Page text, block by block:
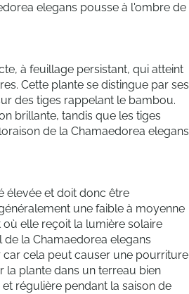
elegans pousse à l'ombre de
à feuillage persistant, qui atteint
Cette plante se distingue par ses
des tiges rappelant le bambou.
brillante, tandis que les tiges
de la Chamaedorea elegans
élevée et doit donc être
une faible à moyenne
elle reçoit la lumière solaire
la Chamaedorea elegans
cela peut causer une pourriture
la plante dans un terreau bien
régulière pendant la saison de